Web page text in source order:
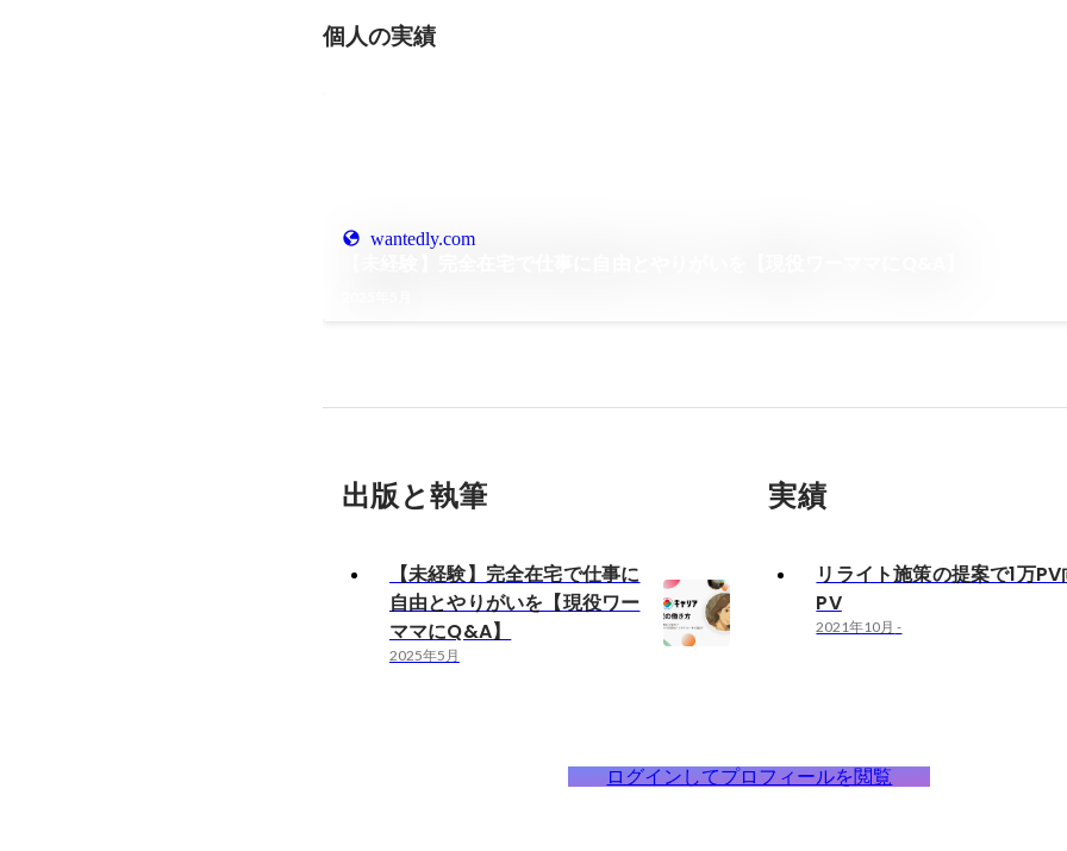
個人の実績
wantedly.com
出版と執筆
【未経験】完全在宅で仕事に
自由とやりがいを【現役ワー
ママにQ&A】
2025年5月
実績
リライト施策の提案で1万PV
PV
2021年10月 -
ログインしてプロフィールを閲覧